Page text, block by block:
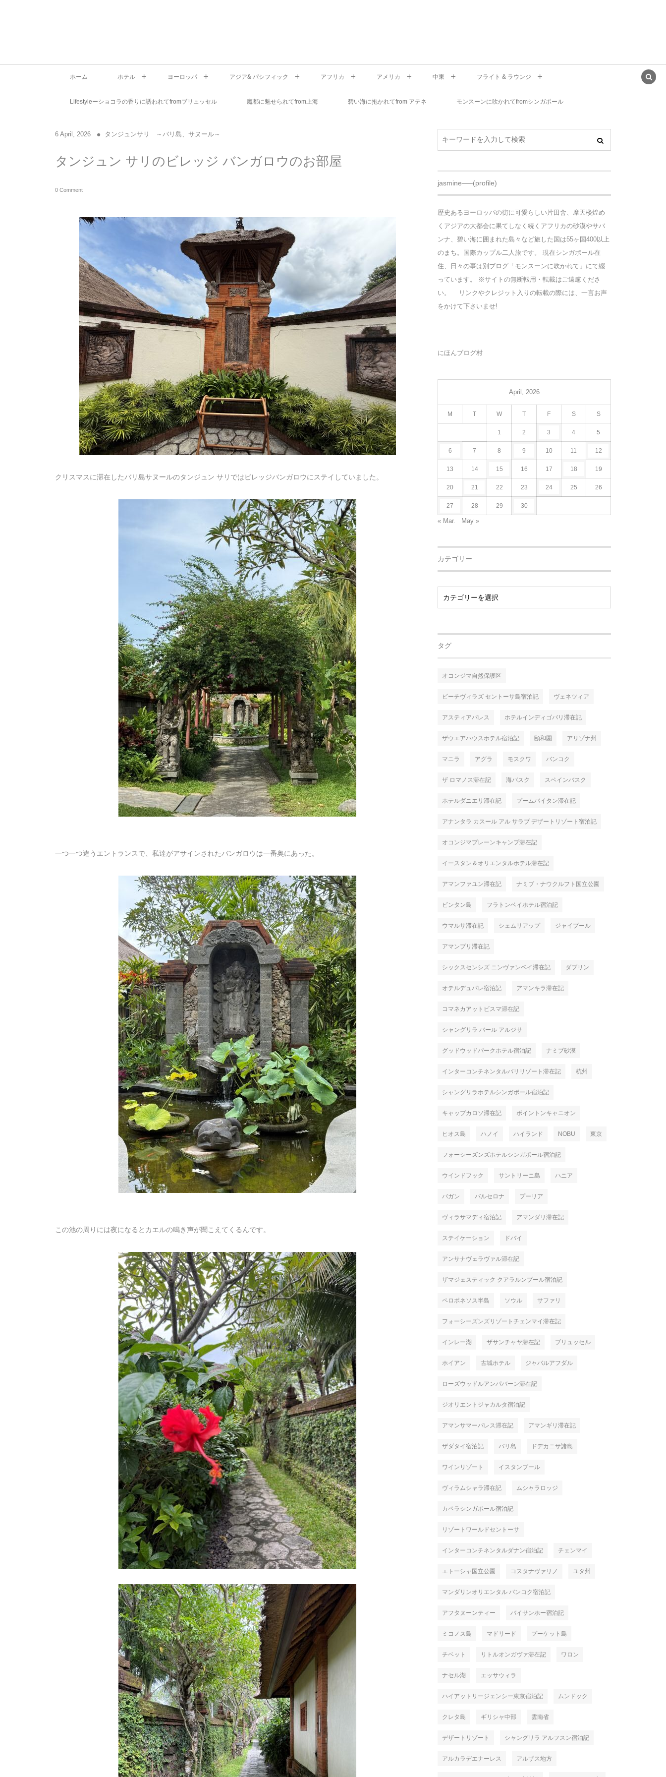
ホーム ホテル ヨーロッパ アジア& パシフィック アフリカ アメリカ 中東 フライト & ラウンジ
Lifestyleーショコラの香りに誘われてfromブリュッセル 魔都に魅せられてfrom上海 碧い海に抱かれてfrom アテネ モンスーンに吹かれてfromシンガポール
6 April , 2026 タンジュンサリ ～バリ島、サヌール～
タンジュン サリのビレッジ バンガロウのお部屋
0 Comment
クリスマスに滞在したバリ島サヌールのタンジュン サリではビレッジバンガロウにステイしていました。
一つ一つ違うエントランスで、私達がアサインされたバンガロウは一番奥にあった。
この池の周りには夜になるとカエルの鳴き声が聞こえてくるんです。
jasmine—–(profile)
歴史あるヨーロッパの街に可愛らしい片田舎、摩天楼煌め
くアジアの大都会に果てしなく続くアフリカの砂漠やサバ
ンナ、碧い海に囲まれた島々など旅した国は55ヶ国400以上
のまち。国際カップル二人旅です。 現在シンガポール在
住、日々の事は別ブログ「モンスーンに吹かれて」にて綴
っています。 ※サイトの無断転用・転載はご遠慮くださ
い。 リンクやクレジット入りの転載の際には、一言お声
をかけて下さいませ!
にほんブログ村
April, 2026
M T W T F S S
1 2 3 4 5
6 7 8 9 10 11 12
13 14 15 16 17 18 19
20 21 22 23 24 25 26
27 28 29 30
« Mar. May »
カテゴリー
タグ
オコンジマ自然保護区
ビーチヴィラズ セントーサ島宿泊記 ヴェネツィア
アスティアパレス ホテルインディゴバリ滞在記
ザウエアハウスホテル宿泊記 頤和園 アリゾナ州
マニラ アグラ モスクワ バンコク
ザ ロマノス滞在記 海バスク スペインバスク
ホテルダニエリ滞在記 プームバイタン滞在記
アナンタラ カスール アル サラブ デザートリゾート宿泊記
オコンジマプレーンキャンプ滞在記
イースタン＆オリエンタルホテル滞在記
アマンファユン滞在記 ナミブ・ナウクルフト国立公園
ビンタン島 フラトンベイホテル宿泊記
ウマルサ滞在記 シェムリアップ ジャイプール
アマンプリ滞在記
シックスセンシズ ニンヴァンベイ滞在記 ダブリン
オテルデュパレ宿泊記 アマンキラ滞在記
コマネカアットビスマ滞在記
シャングリラ バール アルジサ
グッドウッドパークホテル宿泊記 ナミブ砂漠
インターコンチネンタルバリリゾート滞在記 杭州
シャングリラホテルシンガポール宿泊記
キャップカロソ滞在記 ボイントンキャニオン
ヒオス島 ハノイ ハイランド NOBU 東京
フォーシーズンズホテルシンガポール宿泊記
ウインドフック サントリーニ島 ハニア
バガン バルセロナ プーリア
ヴィラサマディ宿泊記 アマンダリ滞在記
ステイケーション ドバイ
アンサナヴェラヴァル滞在記
ザマジェスティック クアラルンプール宿泊記
ペロポネソス半島 ソウル サファリ
フォーシーズンズリゾートチェンマイ滞在記
インレー湖 ザサンチャヤ滞在記 ブリュッセル
ホイアン 古城ホテル ジャバルアフダル
ローズウッドルアンパバーン滞在記
ジオリエントジャカルタ宿泊記
アマンサマーパレス滞在記 アマンギリ滞在記
ザダタイ宿泊記 バリ島 ドデカニサ諸島
ワインリゾート イスタンブール
ヴィラムシャラ滞在記 ムシャラロッジ
カペラシンガポール宿泊記
リゾートワールドセントーサ
インターコンチネンタルダナン宿泊記 チェンマイ
エトーシャ国立公園 コスタナヴァリノ ユタ州
マンダリンオリエンタル バンコク宿泊記
アフタヌーンティー バイサンホー宿泊記
ミコノス島 マドリード プーケット島
チベット リトルオンガヴァ滞在記 ワロン
ナセル湖 エッサウィラ
ハイアットリージェンシー東京宿泊記 ムンドック
クレタ島 ギリシャ中部 雲南省
デザートリゾート シャングリラ アルフスン宿泊記
アルカラデエナーレス アルザス地方